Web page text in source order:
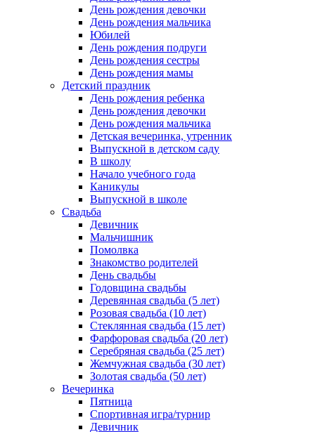
День рождения девочки
День рождения мальчика
Юбилей
День рождения подруги
День рождения сестры
День рождения мамы
Детский праздник
День рождения ребенка
День рождения девочки
День рождения мальчика
Детская вечеринка, утренник
Выпускной в детском саду
В школу
Начало учебного года
Каникулы
Выпускной в школе
Свадьба
Девичник
Мальчишник
Помолвка
Знакомство родителей
День свадьбы
Годовщина свадьбы
Деревянная свадьба (5 лет)
Розовая свадьба (10 лет)
Стеклянная свадьба (15 лет)
Фарфоровая свадьба (20 лет)
Серебряная свадьба (25 лет)
Жемчужная свадьба (30 лет)
Золотая свадьба (50 лет)
Вечеринка
Пятница
Спортивная игра/турнир
Девичник